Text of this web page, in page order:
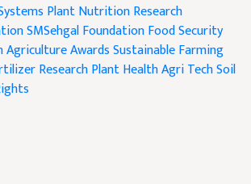
Plant Nutrition Research
SMSehgal FoundationFood Security
Agriculture AwardsSustainable Farming
ResearchPlant HealthAgri TechSoil